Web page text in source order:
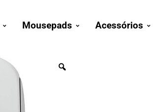
Mousepads Acessórios